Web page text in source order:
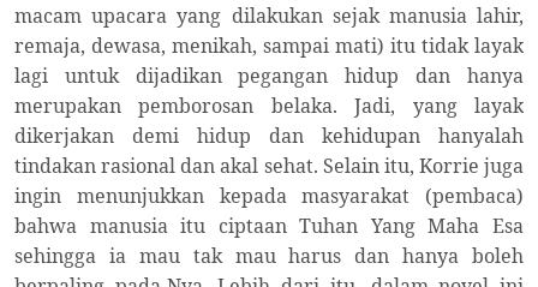
macam upacara yang dilakukan sejak manusia lahir,
remaja, dewasa, menikah, sampai mati) itu tidak layak
lagi untuk dijadikan pegangan hidup dan hanya
merupakan pemborosan belaka. Jadi, yang layak
dikerjakan demi hidup dan kehidupan hanyalah
tindakan rasional dan akal sehat. Selain itu, Korrie juga
ingin menunjukkan kepada masyarakat (pembaca)
bahwa manusia itu ciptaan Tuhan Yang Maha Esa
sehingga ia mau tak mau harus dan hanya boleh